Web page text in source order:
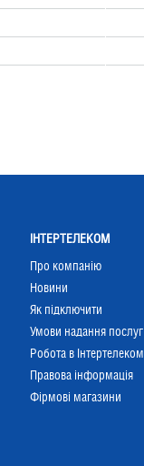
ІНТЕРТЕЛЕКОМ
Про компанію
Новини
Як підключити
Умови надання послуг
Робота в Інтертелеком
Правова інформація
Фірмові магазини